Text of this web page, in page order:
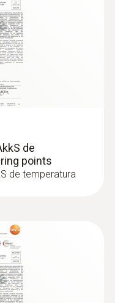
ar com
com
de
points
de temperatura